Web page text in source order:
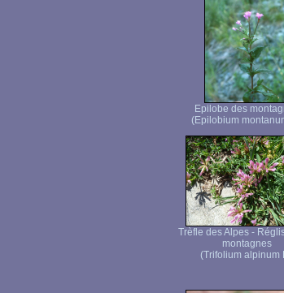
Epilobe des
(Epilobium
Trèfle des Alpes -
montagnes
(Trifolium alpinum